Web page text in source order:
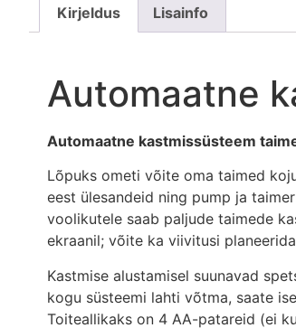
Kirjeldus Lisainfo
Automaatne
Automaatne kastmissüsteem
Lõpuks ometi võite oma taimed
eest ülesandeid ning pump ja
voolikutele saab paljude taimede
ekraanil; võite ka viivitusi
Kastmise alustamisel suunavad
kogu süsteemi lahti võtma, saate
Toiteallikaks on 4 AA-patareid (ei